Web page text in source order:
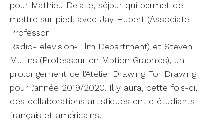
pour Mathieu Delalle, séjour qui permet de
mettre sur pied, avec Jay Hubert (Associate
Professor
Radio-Television-Film Department) et Steven
Mullins (Professeur en Motion Graphics), un
prolongement de l’Atelier Drawing For Drawing
pour l’année 2019/2020. Il y aura, cette fois-ci,
des collaborations artistiques entre étudiants
français et américains.